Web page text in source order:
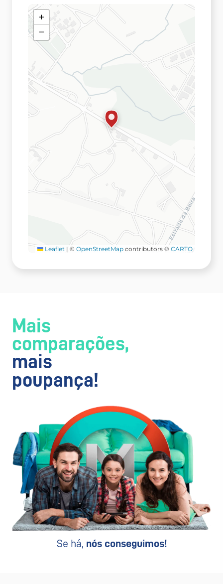
+
−
Leaflet | © OpenStreetMap contributors © CARTO
Mais
comparações,
mais
poupança!
Se há, nós conseguimos!